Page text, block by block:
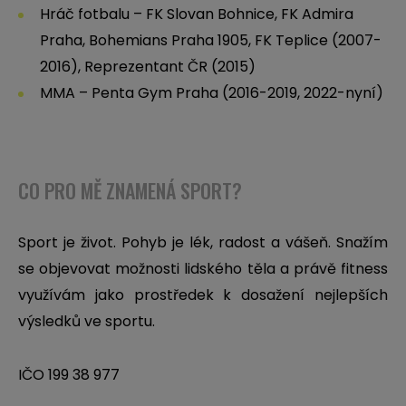
Hráč fotbalu – FK Slovan Bohnice, FK Admira
Praha, Bohemians Praha 1905, FK Teplice (2007-
2016), Reprezentant ČR (2015)
MMA – Penta Gym Praha (2016-2019, 2022-nyní)
CO PRO MĚ ZNAMENÁ SPORT?
Sport je život. Pohyb je lék, radost a vášeň. Snažím
se objevovat možnosti lidského těla a právě fitness
využívám jako prostředek k dosažení nejlepších
výsledků ve sportu.
IČO 199 38 977